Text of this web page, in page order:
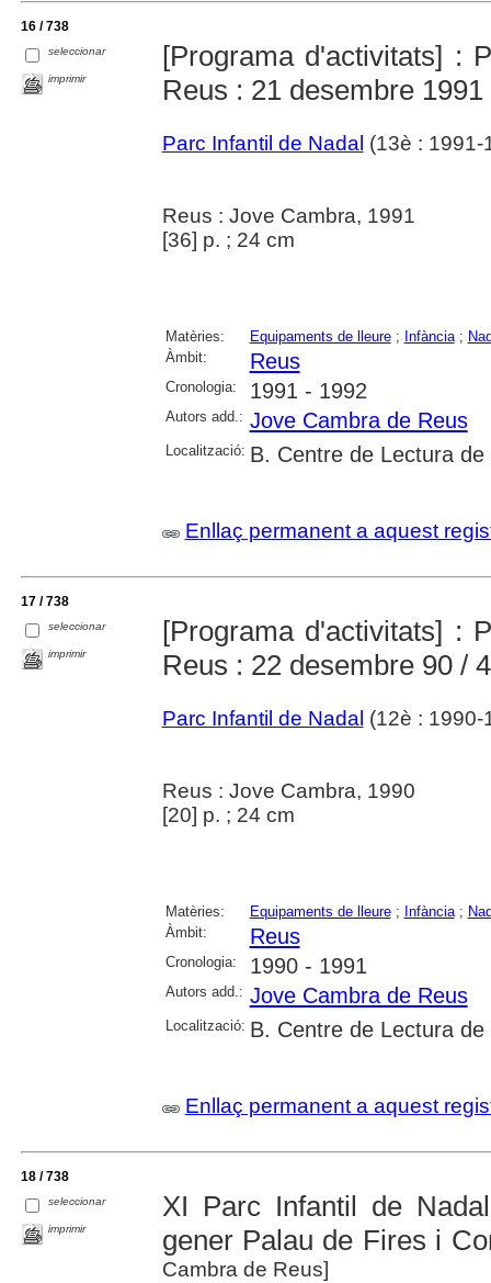
16 / 738
seleccionar
imprimir
[Programa d'activitats] :
Reus : 21 desembre
Parc Infantil de Nadal (13è : 1991-
Reus : Jove Cambra, 1991
[36] p. ; 24 cm
Matèries: Equipaments de lleure; Infància;
Àmbit:
Reus
Cronologia: 1991 - 1992
Autors add.: Jove Cambra de Reus
Localització: B. Centre de Lectura de
Enllaç permanent a aquest
17 / 738
seleccionar
imprimir
[Programa d'activitats] :
Reus : 22 desembre 90 /
Parc Infantil de Nadal (12è : 1990-
Reus : Jove Cambra, 1990
[20] p. ; 24 cm
Matèries: Equipaments de lleure; Infància;
Àmbit:
Reus
Cronologia: 1990 - 1991
Autors add.: Jove Cambra de Reus
Localització: B. Centre de Lectura de
Enllaç permanent a aquest
18 / 738
seleccionar
imprimir
XI Parc Infantil de
gener Palau de Fires i
Cambra de Reus]